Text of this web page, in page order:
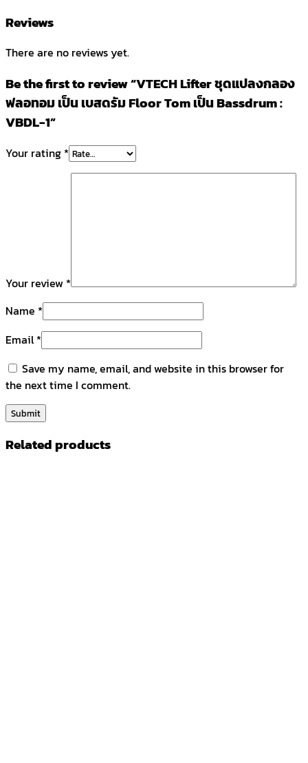
Reviews
There are no reviews yet.
Be the first to review “VTECH Lifter ชุดแปลงกลอง
ฟลอทอม เป็น เบสดรัม Floor Tom เป็น Bassdrum :
VBDL-1”
Your rating *
Your review *
Name *
Email*
Save my name, email, and website in this browser for
the next time I comment.
Related products